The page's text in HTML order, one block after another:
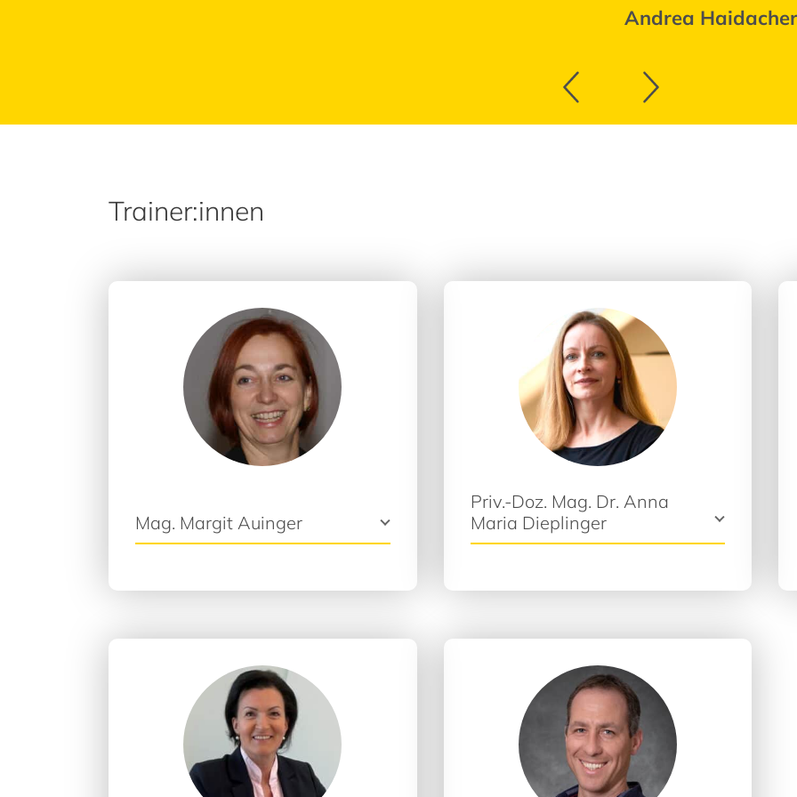
Andrea Haidacher
Trainer:innen
Mag. Margit Auinger
Priv.-Doz. Mag. Dr. Anna
Maria Dieplinger